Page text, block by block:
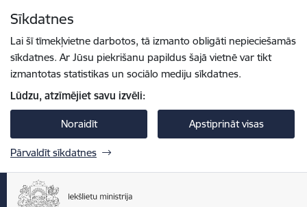
Sīkdatnes
Lai šī tīmekļvietne darbotos, tā izmanto obligāti nepieciešamās
sīkdatnes. Ar Jūsu piekrišanu papildus šajā vietnē var tikt
izmantotas statistikas un sociālo mediju sīkdatnes.
Lūdzu, atzīmējiet savu izvēli:
Noraidīt Apstiprināt visas
Pārvaldīt sīkdatnes